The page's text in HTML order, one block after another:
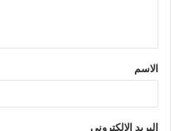
ق
*
الاسم
البريد الإلكتروني